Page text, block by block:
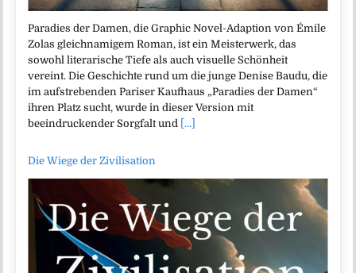
Paradies der Damen, die Graphic Novel-Adaption von Émile
Zolas gleichnamigem Roman, ist ein Meisterwerk, das
sowohl literarische Tiefe als auch visuelle Schönheit
vereint. Die Geschichte rund um die junge Denise Baudu, die
im aufstrebenden Pariser Kaufhaus „Paradies der Damen“
ihren Platz sucht, wurde in dieser Version mit
beeindruckender Sorgfalt und [...]
Die Wiege der Zivilisation